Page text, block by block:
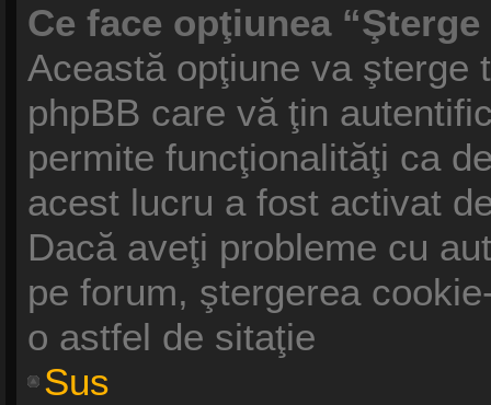
Ce face opţiunea
Această opţiune va şterge
phpBB care vă ţin
permite funcţionalităţi ca
acest lucru a fost activat
Dacă aveţi probleme cu
pe forum, ştergerea
o astfel de sitaţie
Sus